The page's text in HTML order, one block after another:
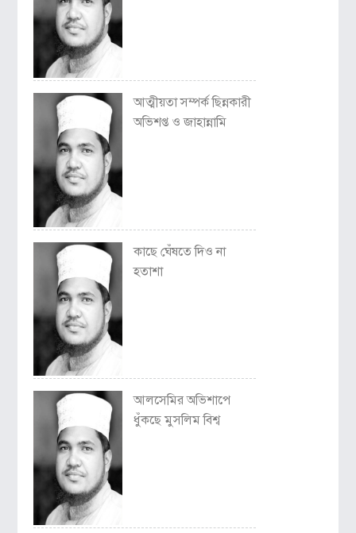
আত্মীয়তা সম্পর্ক ছিন্নকারী
অভিশপ্ত ও জাহান্নামি
কাছে ঘেঁষতে দিও না
হতাশা
আলসেমির অভিশাপে
ধুঁকছে মুসলিম বিশ্ব